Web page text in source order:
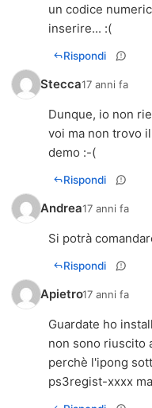
un codice
inserire... :(
Rispondi
Stecca17 anni fa
Dunque, io non
voi ma non trovo
demo :-(
Rispondi
Andrea17 anni fa
Si potrà
Rispondi
Apietro17 anni fa
Guardate ho
non sono riuscito
perchè l'ipong
ps3regist-xxxx